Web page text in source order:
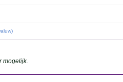
)
mogelijk.